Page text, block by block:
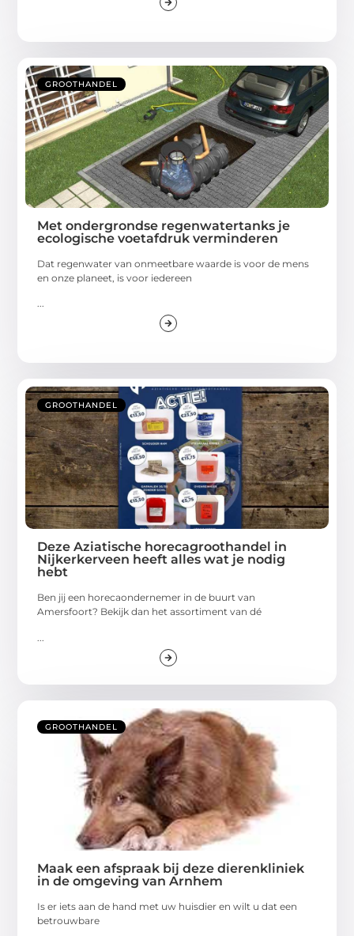
GROOTHANDEL
Met ondergrondse regenwatertanks je
ecologische voetafdruk verminderen
Dat regenwater van onmeetbare waarde is voor de mens
en onze planeet, is voor iedereen
...
GROOTHANDEL
Deze Aziatische horecagroothandel in
Nijkerkerveen heeft alles wat je nodig
hebt
Ben jij een horecaondernemer in de buurt van
Amersfoort? Bekijk dan het assortiment van dé
GROOTHANDEL
Maak een afspraak bij deze dierenkliniek
in de omgeving van Arnhem
Is er iets aan de hand met uw huisdier en wilt u dat een
betrouwbare